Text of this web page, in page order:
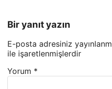
Bir yanıt yazın
E-posta adresiniz
ile işaretlenmişlerdir
Yorum *